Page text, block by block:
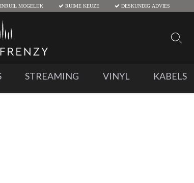
MOGELIJK RUIME KEUZE DESKUNDIG ADVIES
STREAMING VINYL KABELS